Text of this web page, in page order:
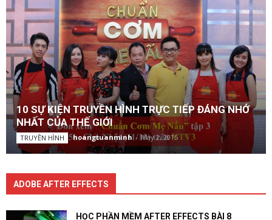
10 SỰ KIỆN TRUYỀN HÌNH TRỰC TIẾP ĐÁNG NHỚ
NHẤT CỦA THẾ GIỚI
TRUYỀN HÌNH hoangtuanminh - May 2, 2015
ADOBE AFTER EFFECTS
HỌC PHẦN MỀM AFTER EFFECTS BÀI 8